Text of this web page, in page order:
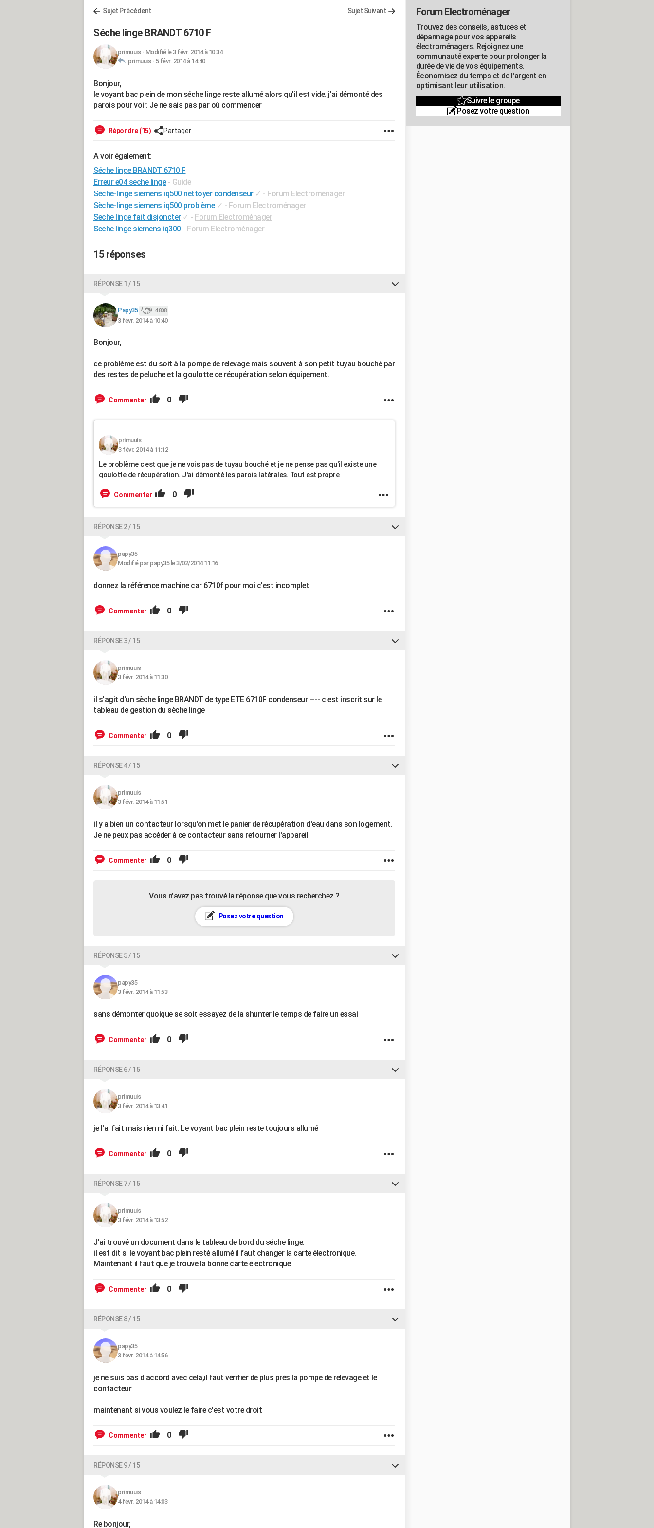
Sujet Précédent Sujet Suivant
Séche linge BRANDT 6710 F
primuuis- Modifié le 3 févr. 2014 à 10:34
primuuis - 5 févr. 2014 à 14:40
Bonjour,
le voyant bac plein de mon séche linge reste allumé alors qu'il est vide. j'ai démonté des
parois pour voir. Je ne sais pas par où commencer
Répondre (15) Partager
A voir également:
Séche linge BRANDT 6710 F
Erreur e04 seche linge - Guide
Sèche-linge siemens iq500 nettoyer condenseur ✓ - Forum Electroménager
Sèche-linge siemens iq500 problème ✓ - Forum Electroménager
Seche linge fait disjoncter ✓ - Forum Electroménager
Seche linge siemens iq300 - Forum Electroménager
15 réponses
RÉPONSE 1 / 15
Papy35 4 808
3 févr. 2014 à 10:40
Bonjour,
ce problème est du soit à la pompe de relevage mais souvent à son petit tuyau bouché par
des restes de peluche et la goulotte de récupération selon équipement.
Commenter 0
primuuis
3 févr. 2014 à 11:12
Le problème c'est que je ne vois pas de tuyau bouché et je ne pense pas qu'il existe une
goulotte de récupération. J'ai démonté les parois latérales. Tout est propre
Commenter 0
RÉPONSE 2 / 15
papy35
Modifié par papy35 le 3/02/2014 11:16
donnez la référence machine car 6710f pour moi c'est incomplet
Commenter 0
RÉPONSE 3 / 15
primuuis
3 févr. 2014 à 11:30
il s'agit d'un sèche linge BRANDT de type ETE 6710F condenseur ---- c'est inscrit sur le
tableau de gestion du sèche linge
Commenter 0
RÉPONSE 4 / 15
primuuis
3 févr. 2014 à 11:51
il y a bien un contacteur lorsqu'on met le panier de récupération d'eau dans son logement.
Je ne peux pas accéder à ce contacteur sans retourner l'appareil.
Commenter 0
Vous n’avez pas trouvé la réponse que vous recherchez ?
Posez votre question
RÉPONSE 5 / 15
papy35
3 févr. 2014 à 11:53
sans démonter quoique se soit essayez de la shunter le temps de faire un essai
Commenter 0
RÉPONSE 6 / 15
primuuis
3 févr. 2014 à 13:41
je l'ai fait mais rien ni fait. Le voyant bac plein reste toujours allumé
Commenter 0
RÉPONSE 7 / 15
primuuis
3 févr. 2014 à 13:52
J'ai trouvé un document dans le tableau de bord du séche linge.
il est dit si le voyant bac plein resté allumé il faut changer la carte électronique.
Maintenant il faut que je trouve la bonne carte électronique
Commenter 0
RÉPONSE 8 / 15
papy35
3 févr. 2014 à 14:56
je ne suis pas d'accord avec cela,il faut vérifier de plus près la pompe de relevage et le
contacteur
maintenant si vous voulez le faire c'est votre droit
Commenter 0
RÉPONSE 9 / 15
primuuis
4 févr. 2014 à 14:03
Re bonjour,
Forum Electroménager
Trouvez des conseils, astuces et
dépannage pour vos appareils
électroménagers. Rejoignez une
communauté experte pour prolonger la
durée de vie de vos équipements.
Économisez du temps et de l'argent en
optimisant leur utilisation.
Suivre le groupe
Posez votre question